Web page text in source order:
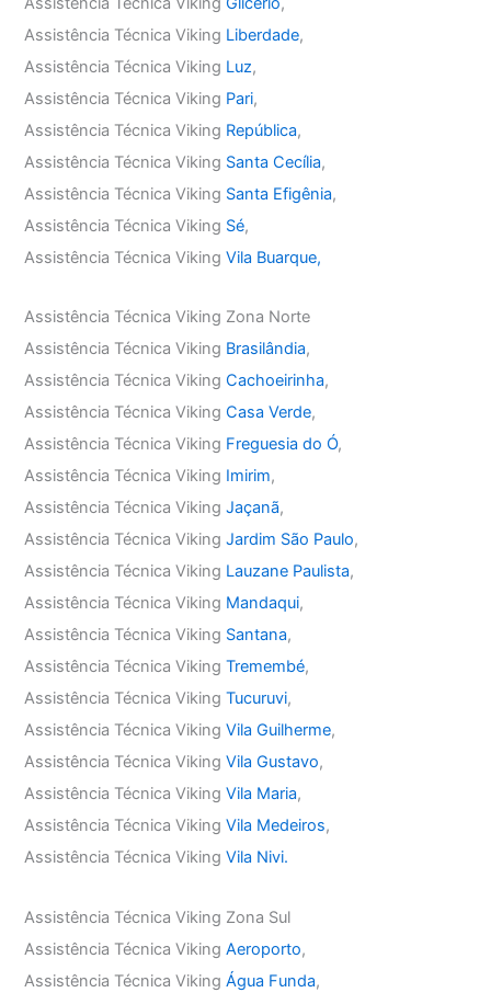
Assistência Técnica Viking Liberdade,
Assistência Técnica Viking Luz,
Assistência Técnica Viking Pari,
Assistência Técnica Viking República,
Assistência Técnica Viking Santa Cecília,
Assistência Técnica Viking Santa Efigênia,
Assistência Técnica Viking Sé,
Assistência Técnica VikingVila Buarque,
Assistência Técnica Viking Zona Norte
Assistência Técnica Viking Brasilândia,
Assistência Técnica VikingCachoeirinha,
Assistência Técnica VikingCasa Verde,
Assistência Técnica Viking Freguesia do Ó,
Assistência Técnica Viking Imirim,
Assistência Técnica VikingJaçanã,
Assistência Técnica VikingJardim São Paulo,
Assistência Técnica Viking Lauzane Paulista,
Assistência Técnica Viking Mandaqui,
Assistência Técnica Viking Santana,
Assistência Técnica VikingTremembé,
Assistência Técnica VikingTucuruvi,
Assistência Técnica VikingVila Guilherme,
Assistência Técnica VikingVila Gustavo,
Assistência Técnica VikingVila Maria,
Assistência Técnica VikingVila Medeiros,
Assistência Técnica VikingVila Nivi.
Assistência Técnica Viking Zona Sul
Assistência Técnica VikingAeroporto,
Assistência Técnica VikingÁgua Funda,